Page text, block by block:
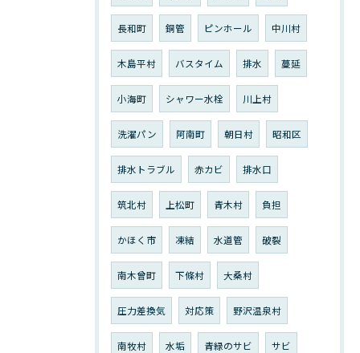
長和町 銅管 ピンホール 中川村
木島平村 バスタイム 排水 蔓延
小海町 シャワー水栓 川上村
洗濯パン 阿南町 朝日村 昭和区
排水トラブル 赤カビ 排水口
筑北村 上松町 青木村 負担
かほく市 凍結 水道管 破裂
南木曾町 下條村 大桑村
圧力差換気 対応策 野沢温泉村
南牧村 水垢 青緑のサビ サビ